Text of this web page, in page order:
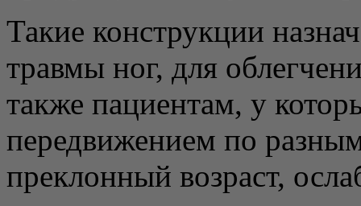
Такие конструкции
травмы ног, для
также пациентам, у
передвижением по
преклонный возраст,